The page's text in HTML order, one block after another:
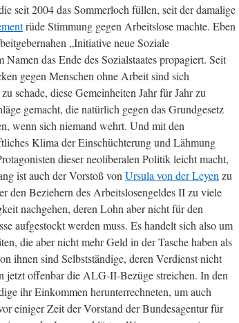
seit 2004 das Sommerloch füllen, seit der damalige
rüde Stimmung gegen Arbeitslose machte. Eben
„Initiative neue Soziale
das Ende des Sozialstaates propagiert. Seit
gegen Menschen ohne Arbeit sind sich
schade, diese Gemeinheiten Jahr für Jahr zu
gemacht, die natürlich gegen das Grundgesetz
wenn sich niemand wehrt. Und mit den
Klima der Einschüchterung und Lähmung
dieser neoliberalen Politik leicht macht,
ist auch der Vorstoß von Ursula von der Leyen zu
den Beziehern des Arbeitslosengeldes II zu viele
nachgehen, deren Lohn aber nicht für den
aufgestockt werden muss. Es handelt sich also um
die aber nicht mehr Geld in der Tasche haben als
ihnen sind Selbstständige, deren Verdienst nicht
jetzt offenbar die ALG-II-Bezüge streichen. In den
ihr Einkommen herunterrechneten, um auch
einiger Zeit der Vorstand der Bundesagentur für